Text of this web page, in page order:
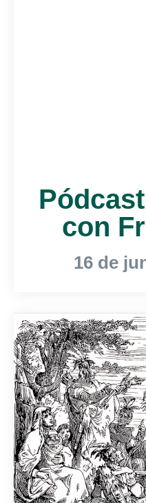
con
16 de